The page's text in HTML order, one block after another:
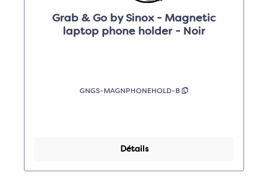
Grab & Go by Sinox - Magnetic
laptop phone holder - Noir
GNGS-MAGNPHONEHOLD-B
Détails